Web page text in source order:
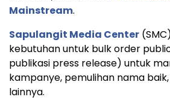
Mainstream.
Sapulangit Media Center
kebutuhan untuk bulk order
publikasi press release) untuk
kampanye, pemulihan nama
lainnya.